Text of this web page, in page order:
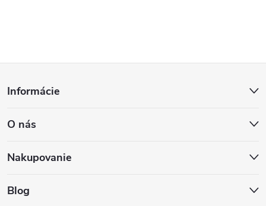
p
ä
Informácie
O nás
Nakupovanie
Blog